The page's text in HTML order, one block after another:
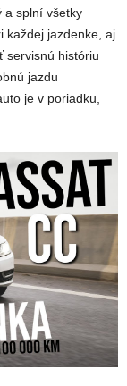
a splní všetky
každej jazdenke, aj
servisnú históriu
jazdu
je v poriadku,